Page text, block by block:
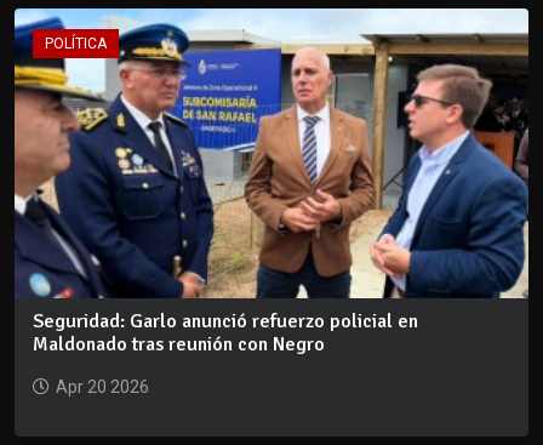
POLÍTICA
Seguridad: Garlo anunció refuerzo policial en
Maldonado tras reunión con Negro
Apr 20 2026